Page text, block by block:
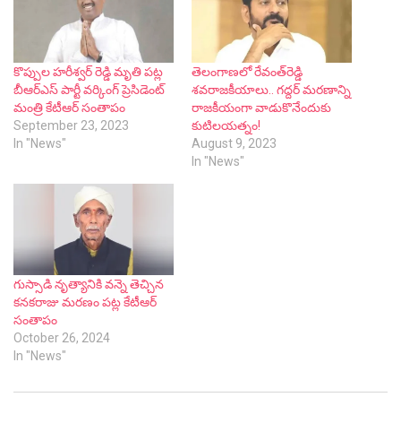
కొప్పుల హరీశ్వర్ రెడ్డి మృతి పట్ల
బీఆర్ఎస్ పార్టీ వర్కింగ్ ప్రెసిడెంట్
మంత్రి కేటీఆర్ సంతాపం
September 23, 2023
In "News"
తెలంగాణ‌లో రేవంత్‌రెడ్డి
శ‌వ‌రాజ‌కీయాలు.. గ‌ద్ద‌ర్ మ‌ర‌ణాన్ని
రాజ‌కీయంగా వాడుకొనేందుకు
కుటిల‌య‌త్నం!
August 9, 2023
In "News"
గుస్సాడి నృత్యానికి వన్నె తెచ్చిన
కనకరాజు మరణం పట్ల కేటీఆర్
సంతాపం
October 26, 2024
In "News"